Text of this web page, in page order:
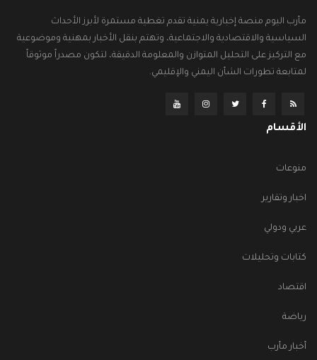
مأرب اليوم منصة إخبارية يمنية تقدم تغطية مستمرة لأبرز الأحداث
السياسية والاقتصادية والاجتماعية، وتهتم بنقل الأخبار بمهنية وموضوعية
مع التركيز على التحليل المتوازن والمعلومة الدقيقة، لتكون مصدراً موثوقاً
لمتابعة تطورات الشأن اليمني والإقليمي.
الأقسام
منوعات
اخبار وتقارير
عربي ودولي
كتابات وتحليلات
اقتصاد
رياضة
أخبار مأرب